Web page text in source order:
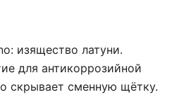
изящество латуни.
для антикоррозийной
скрывает сменную щётку.